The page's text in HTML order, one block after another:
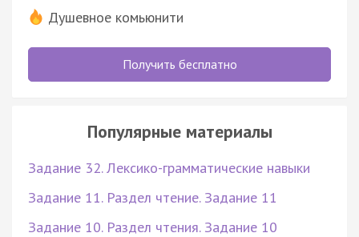
Душевное комьюнити
Получить бесплатно
Популярные материалы
Задание 32. Лексико-грамматические навыки
Задание 11. Раздел чтение. Задание 11
Задание 10. Раздел чтения. Задание 10